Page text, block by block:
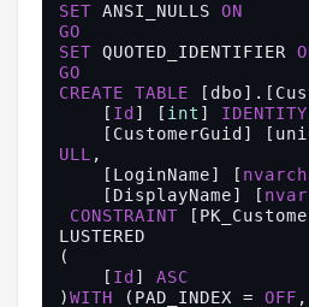
SET ANSI_NULLS ON
GO
SET QUOTED_IDENTIFIER
GO
CREATE
TABLE
    [
Id ] [ int ] IDENTITY
[CustomerGuid]
ULL ,
    [LoginName] [
    [DisplayName] [
CONSTRAINT
LUSTERED
(
    [
Id ] ASC
)WITH (PAD_INDEX = OFF ,